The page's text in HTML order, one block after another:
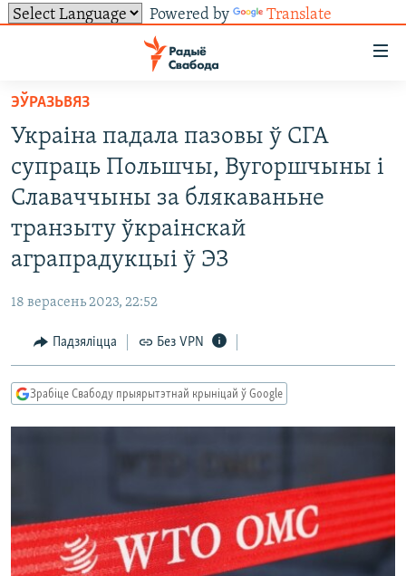
Powered by Translate
ўнівэрсальнага
доступу
Перайсьці
да
галоўнага
зьместу
да
галоўнай
Перайсьці
пошуку
УСЕ НАВІНЫ
БЕЛАРУСЫ НА ВАЙНЕ
ПАЛІТВЯЗЬНІ
ТОЛЬКІ НА СВАБОДЗЕ
АЎДЫЁКНІГІ
PREMIUM
СУВЯЗЬ
АБЫСЬЦІ БЛЯКАВАНЬНЕ
ПАДЗЯЛІЦЦА ІНФАРМАЦЫЯЙ
TWITTER
САЧЫЦЕ ЗА АБНАЎЛЕНЬНЯМІ
Усе сайты РС/РСЭ
ЭЎРАЗЬВЯЗ
Украіна падала пазовы ў СГА
супраць Польшчы, Вугоршчыны і
Славаччыны за блякаваньне
транзыту ўкраінскай
аграпрадукцыі ў ЭЗ
18 верасень 2023, 22:52
Падзяліцца Без VPN
Зрабіце Свабоду прыярытэтнай крыніцай ў Google